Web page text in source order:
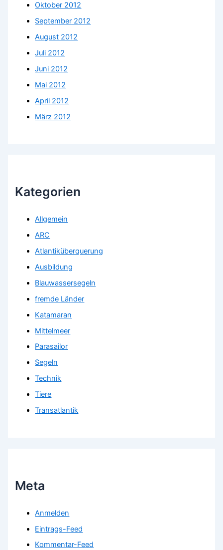
Oktober 2012
September 2012
August 2012
Juli 2012
Juni 2012
Mai 2012
April 2012
März 2012
Kategorien
Allgemein
ARC
Atlantiküberquerung
Ausbildung
Blauwassersegeln
fremde Länder
Katamaran
Mittelmeer
Parasailor
Segeln
Technik
Tiere
Transatlantik
Meta
Anmelden
Eintrags-Feed
Kommentar-Feed